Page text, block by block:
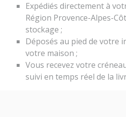
Expédiés directement à
Région Provence-Alpes-
stockage ;
Déposés au pied de votre
votre maison ;
Vous recevez votre
suivi en temps réel de la